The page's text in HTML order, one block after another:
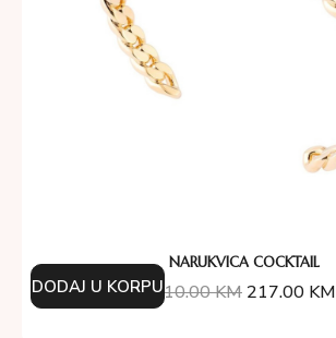
NARUKVICA COCKTAIL
310.00KM 217.00 KM
DODAJ U KORPU